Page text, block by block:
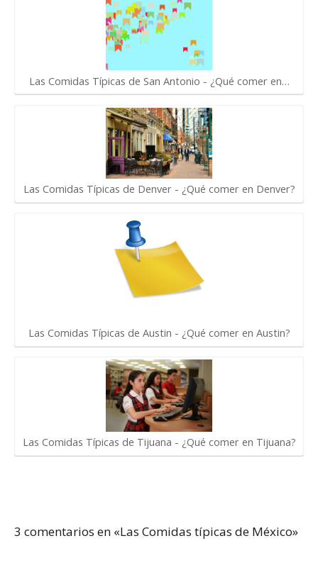
Las Comidas Típicas de San Antonio - ¿Qué comer en…
Las Comidas Típicas de Denver - ¿Qué comer en Denver?
Las Comidas Típicas de Austin - ¿Qué comer en Austin?
Las Comidas Típicas de Tijuana - ¿Qué comer en Tijuana?
3 comentarios en «Las Comidas típicas de México»